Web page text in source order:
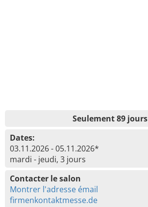
Seulement 89 jours
Dates:
03.11.2026 - 05.11.2026*
mardi - jeudi, 3 jours
Contacter le salon
Montrer l'adresse émail
firmenkontaktmesse.de